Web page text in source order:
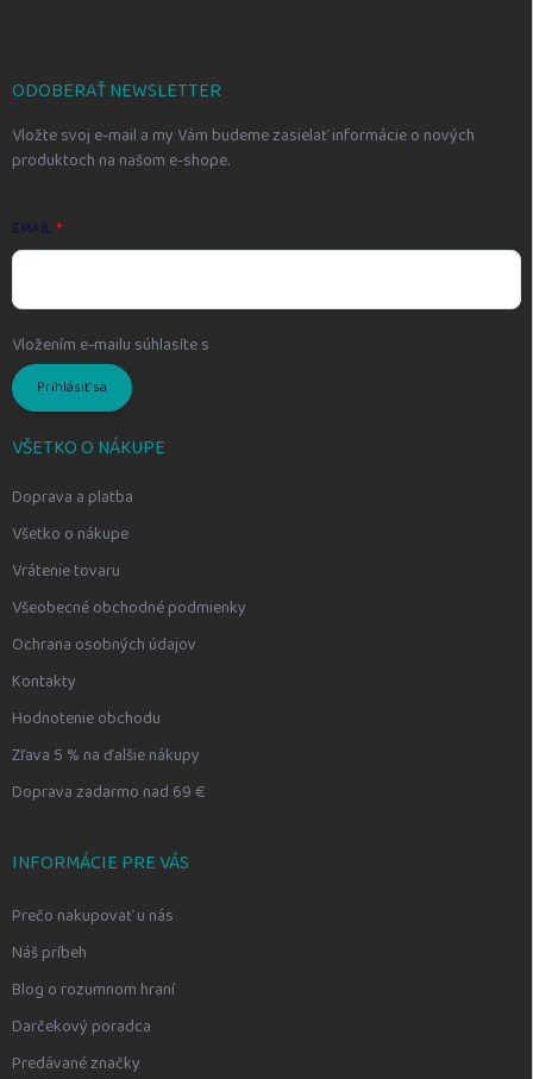
ODOBERAŤ NEWSLETTER
Vložte svoj e-mail a my Vám budeme zasielať informácie o nových
produktoch na našom e-shope.
EMAIL
Vložením e-mailu súhlasíte s
Prihlásiť sa
VŠETKO O NÁKUPE
Doprava a platba
Všetko o nákupe
Vrátenie tovaru
Všeobecné obchodné podmienky
Ochrana osobných údajov
Kontakty
Hodnotenie obchodu
Zľava 5 % na ďalšie nákupy
Doprava zadarmo nad 69 €
INFORMÁCIE PRE VÁS
Prečo nakupovať u nás
Náš príbeh
Blog o rozumnom hraní
Darčekový poradca
Predávané značky